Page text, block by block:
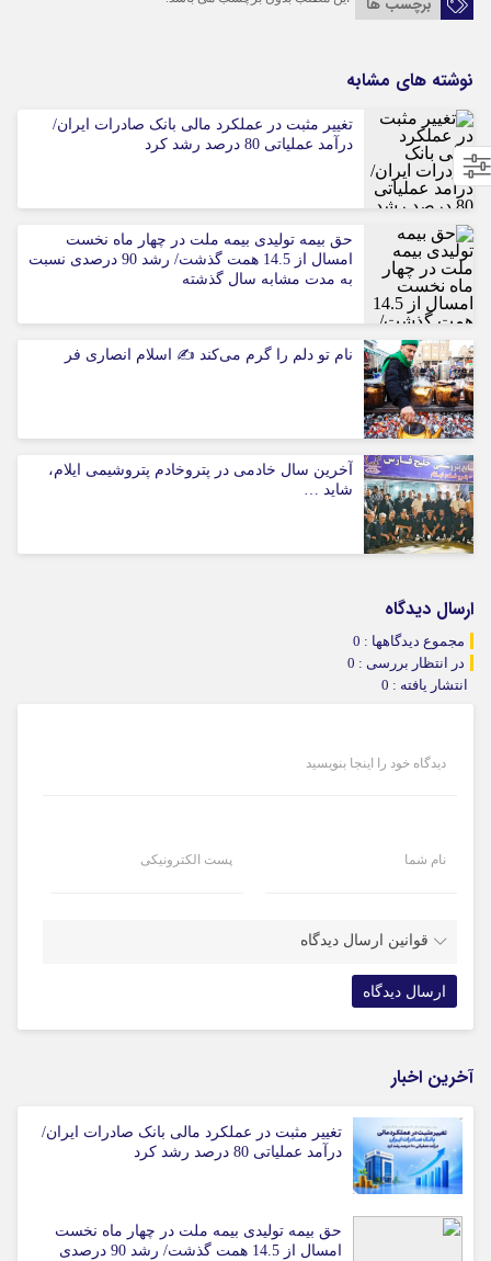
برچسب ها
نوشته های مشابه
تغییر مثبت در عملکرد مالی بانک صادرات ایران/
درآمد عملیاتی 80 درصد رشد کرد
حق بیمه تولیدی بیمه ملت در چهار ماه نخست
امسال از 14.5 همت گذشت/ رشد 90 درصدی نسبت
به مدت مشابه سال گذشته
نام تو دلم را گرم می‌کند ✍️ اسلام انصاری فر
آخرین سال خادمی در پتروخادم پتروشیمی ایلام،
شاید …
ارسال دیدگاه
مجموع دیدگاهها : 0
در انتظار بررسی : 0
انتشار یافته : 0
دیدگاه خود را اینجا بنویسید
نام شما پست الکترونیکی
قوانین ارسال دیدگاه
آخرین اخبار
تغییر مثبت در عملکرد مالی بانک صادرات ایران/
درآمد عملیاتی 80 درصد رشد کرد
حق بیمه تولیدی بیمه ملت در چهار ماه نخست
امسال از 14.5 همت گذشت/ رشد 90 درصدی